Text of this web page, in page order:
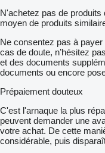
N'achetez pas de produits
moyen de produits
Ne consentez pas à
cas de doute, n’hésitez
et des documents
documents ou encore
Prépaiement douteux
C'est l'arnaque la plus
peuvent demander une
votre achat. De cette
considérable, puis